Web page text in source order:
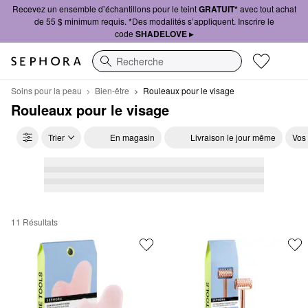
Recevez un ensemble d’échantillons pour le teintGRATUIT*avec tout achat
de 55 $ minimum requis. *Des modalités s’appliquent. Inscrire le
code SHADELOVE ▸
Recherche
Soins pour la peau Bien-être Rouleaux pour le visage
Rouleaux pour le visage
Trier En magasin Livraison le jour même
Rouleaux pour le visage
11 Résultats